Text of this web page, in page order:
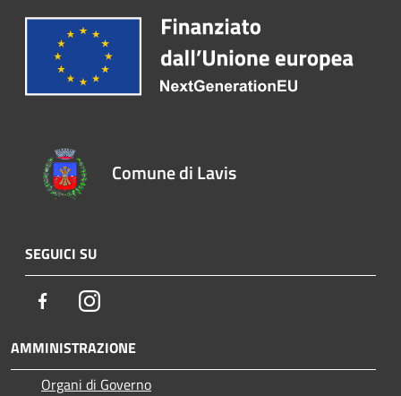
Comune di Lavis
SEGUICI SU
FacebookInstagram
AMMINISTRAZIONE
Organi di Governo